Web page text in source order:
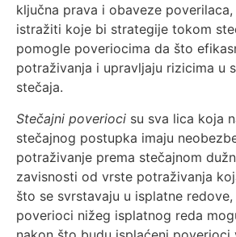
ključna prava i obaveze
istražiti koje bi strategije tokom
pomogle poveriocima da što
potraživanja i upravljaju rizicima u
stečaja.
Stečajni poverioci su sva lica koja
stečajnog postupka imaju
potraživanje prema stečajnom
zavisnosti od vrste potraživanja
što se svrstavaju u isplatne
poverioci nižeg isplatnog reda